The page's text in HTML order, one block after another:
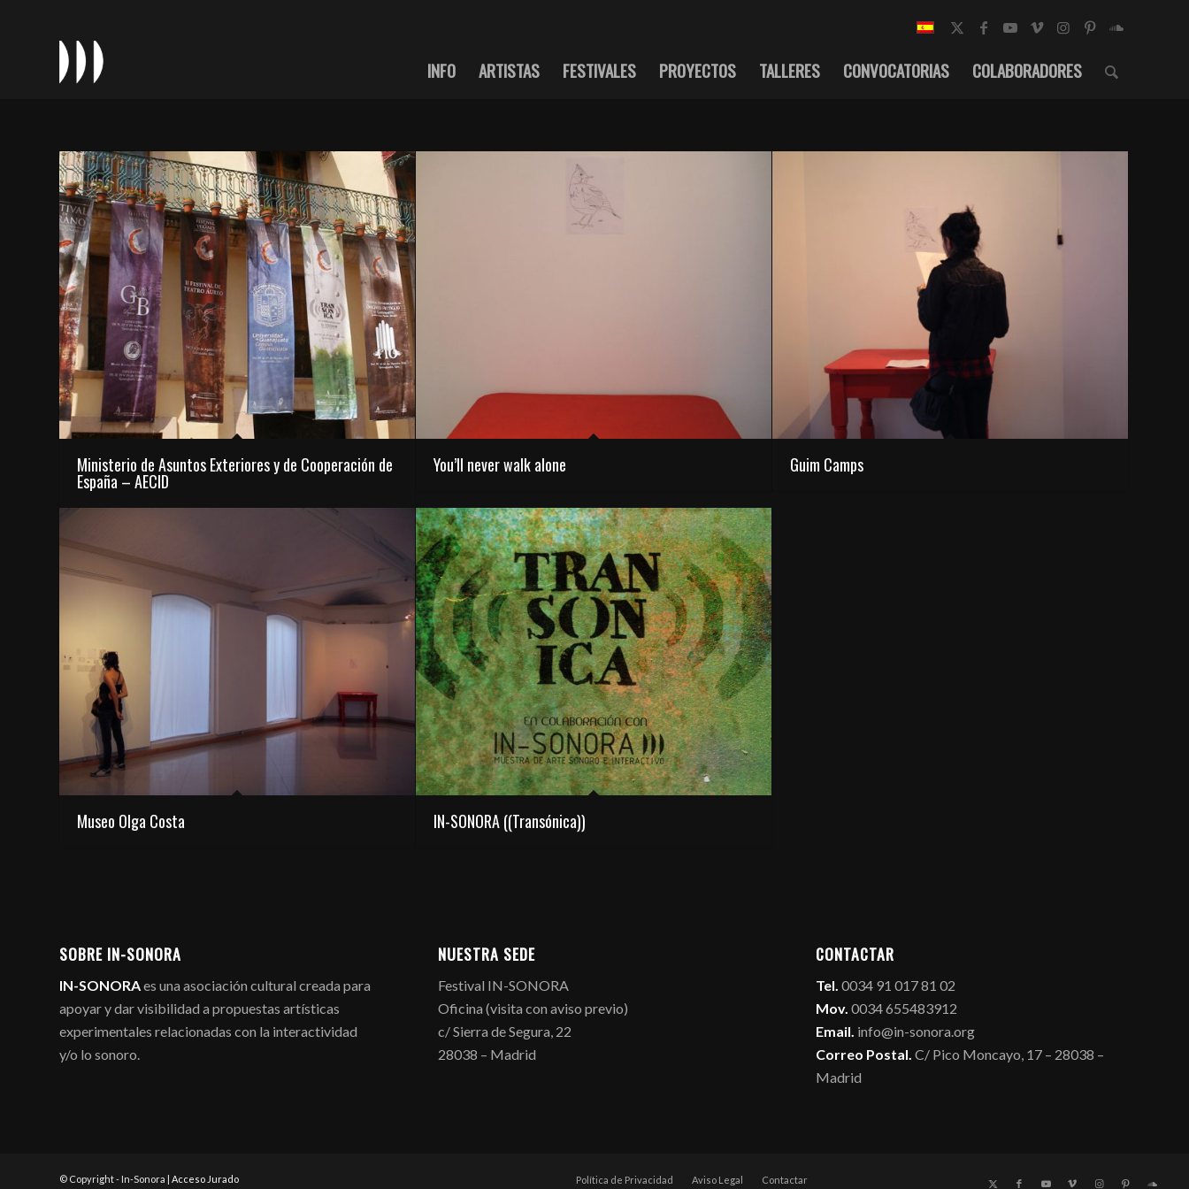
INFO ARTISTAS FESTIVALES PROYECTOS TALLERES CONVOCATORIAS COLABORADORES
Ministerio de Asuntos Exteriores y de Cooperación de
España – AECID
You’ll never walk alone Guim Camps
Museo Olga Costa IN-SONORA ((Transónica))
SOBRE IN-SONORA
IN-SONORAes una asociación cultural creada para
apoyar y dar visibilidad a propuestas artísticas
experimentales relacionadas con la interactividad
y/o lo sonoro.
NUESTRA SEDE
Festival IN-SONORA
Oficina (visita con aviso previo)
c/ Sierra de Segura, 22
28038 – Madrid
CONTACTAR
Tel. 0034 91 017 81 02
Mov. 0034 655483912
Email. info@in-sonora.org
Correo Postal. C/ Pico Moncayo, 17 – 28038 –
Madrid
© Copyright - In-Sonora | Acceso Jurado Política de Privacidad Aviso Legal Contactar